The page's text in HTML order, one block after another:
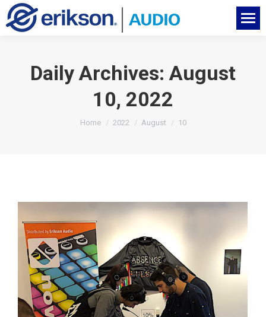
Daily Archives: August
10, 2022
You are here:
Home 2022 August 10